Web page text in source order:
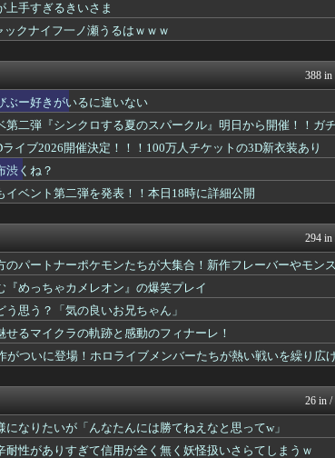
上手すぎるきいさま
ックナイフ一ノ瀬うるはｗｗｗ
388 in
ぶー好きがいるに違いない
第二弾『シンクロする夏のスパークル』明日から開催！！ガ
ライブ2026開催決定！！！100万人チケットの3D新衣装あり
渋くね？
イベント第二弾を発表！！本日18時に詳細公開
294 in
のパートナーポケモンたちが大集合！新作フレーバーやモン
ペーンが8月1日より堂々開催！
『めっちゃカメレオン』の爆笑プレイ
う思う？「気の良いお兄ちゃん」
せるマイクラの軌跡と感動のフィナーレ！
がついに登場！ホロライブメンバーたちが熱い戦いを繰り広
26 in /
になりたいが「んなたんには勝てねえなと思ってw」
耐性がありすぎて信用が全く無く妖怪扱いさらてしまうｗ